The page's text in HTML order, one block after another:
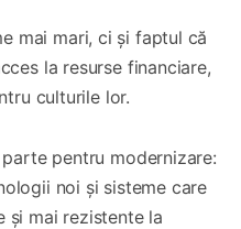
mai mari, ci și faptul că
la resurse financiare,
culturile lor.
pentru modernizare:
noi și sisteme care
și mai rezistente la